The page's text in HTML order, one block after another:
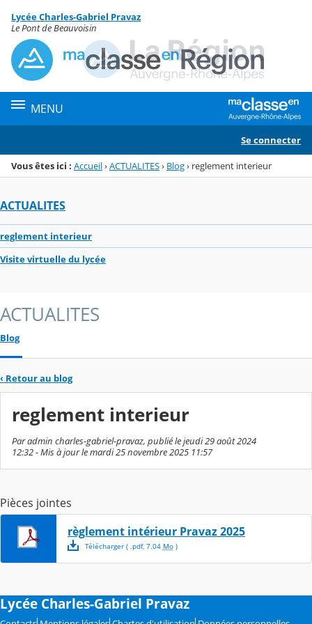
Menu de la rubrique
Contenu
Lycée Charles-Gabriel Pravaz
Le Pont de Beauvoisin
MENU
Se connecter
Vous êtes ici : Accueil›ACTUALITES› Blog› reglement interieur
ACTUALITES
reglement interieur
Visite virtuelle du lycée
ACTUALITES
Blog
‹ Retour au blog
reglement interieur
Par admin charles-gabriel-pravaz, publié le jeudi 29 août 2024
12:32 - Mis à jour le mardi 25 novembre 2025 11:57
Pièces jointes
règlement intérieur Pravaz 2025
Télécharger( .pdf, 7.04 Mo)
Lycée Charles-Gabriel Pravaz